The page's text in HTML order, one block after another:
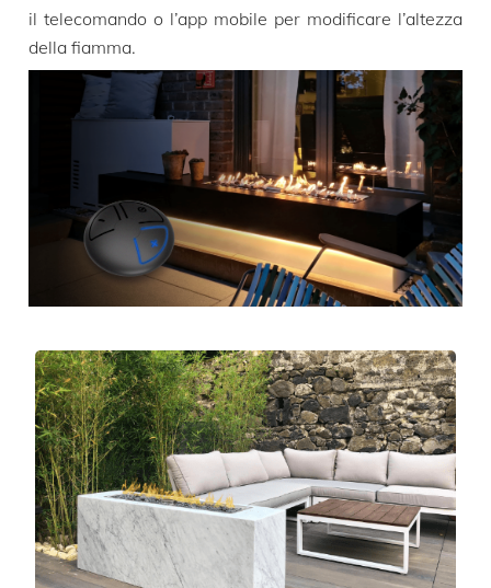
il telecomando o l’app mobile per modificare l’altezza
della fiamma.